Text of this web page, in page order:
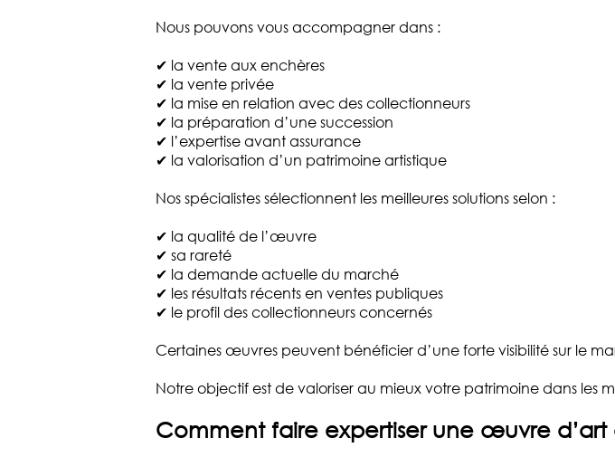
Nous pouvons vous accompagner dans :
✔ la vente aux enchères
✔ la vente privée
✔ la mise en relation avec des collectionneurs
✔ la préparation d’une succession
✔ l’expertise avant assurance
✔ la valorisation d’un patrimoine artistique
Nos spécialistes sélectionnent les meilleures solutions selon :
✔ la qualité de l’œuvre
✔ sa rareté
✔ la demande actuelle du marché
✔ les résultats récents en ventes publiques
✔ le profil des collectionneurs concernés
Certaines œuvres peuvent bénéficier d’une forte visibilité sur le
Notre objectif est de valoriser au mieux votre patrimoine dans les
Comment faire expertiser une œuvre d’art